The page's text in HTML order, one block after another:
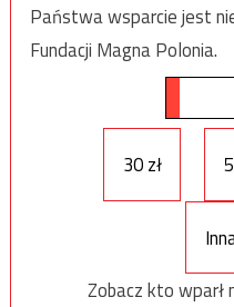
Państwa wsparcie jest
Fundacji Magna Polonia.
30 zł
Zobacz kto wparł